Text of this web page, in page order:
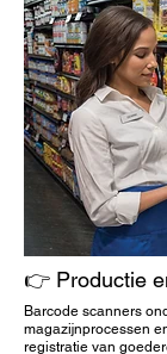
👉 Productie
Barcode scanners
magazijnprocessen
registratie van